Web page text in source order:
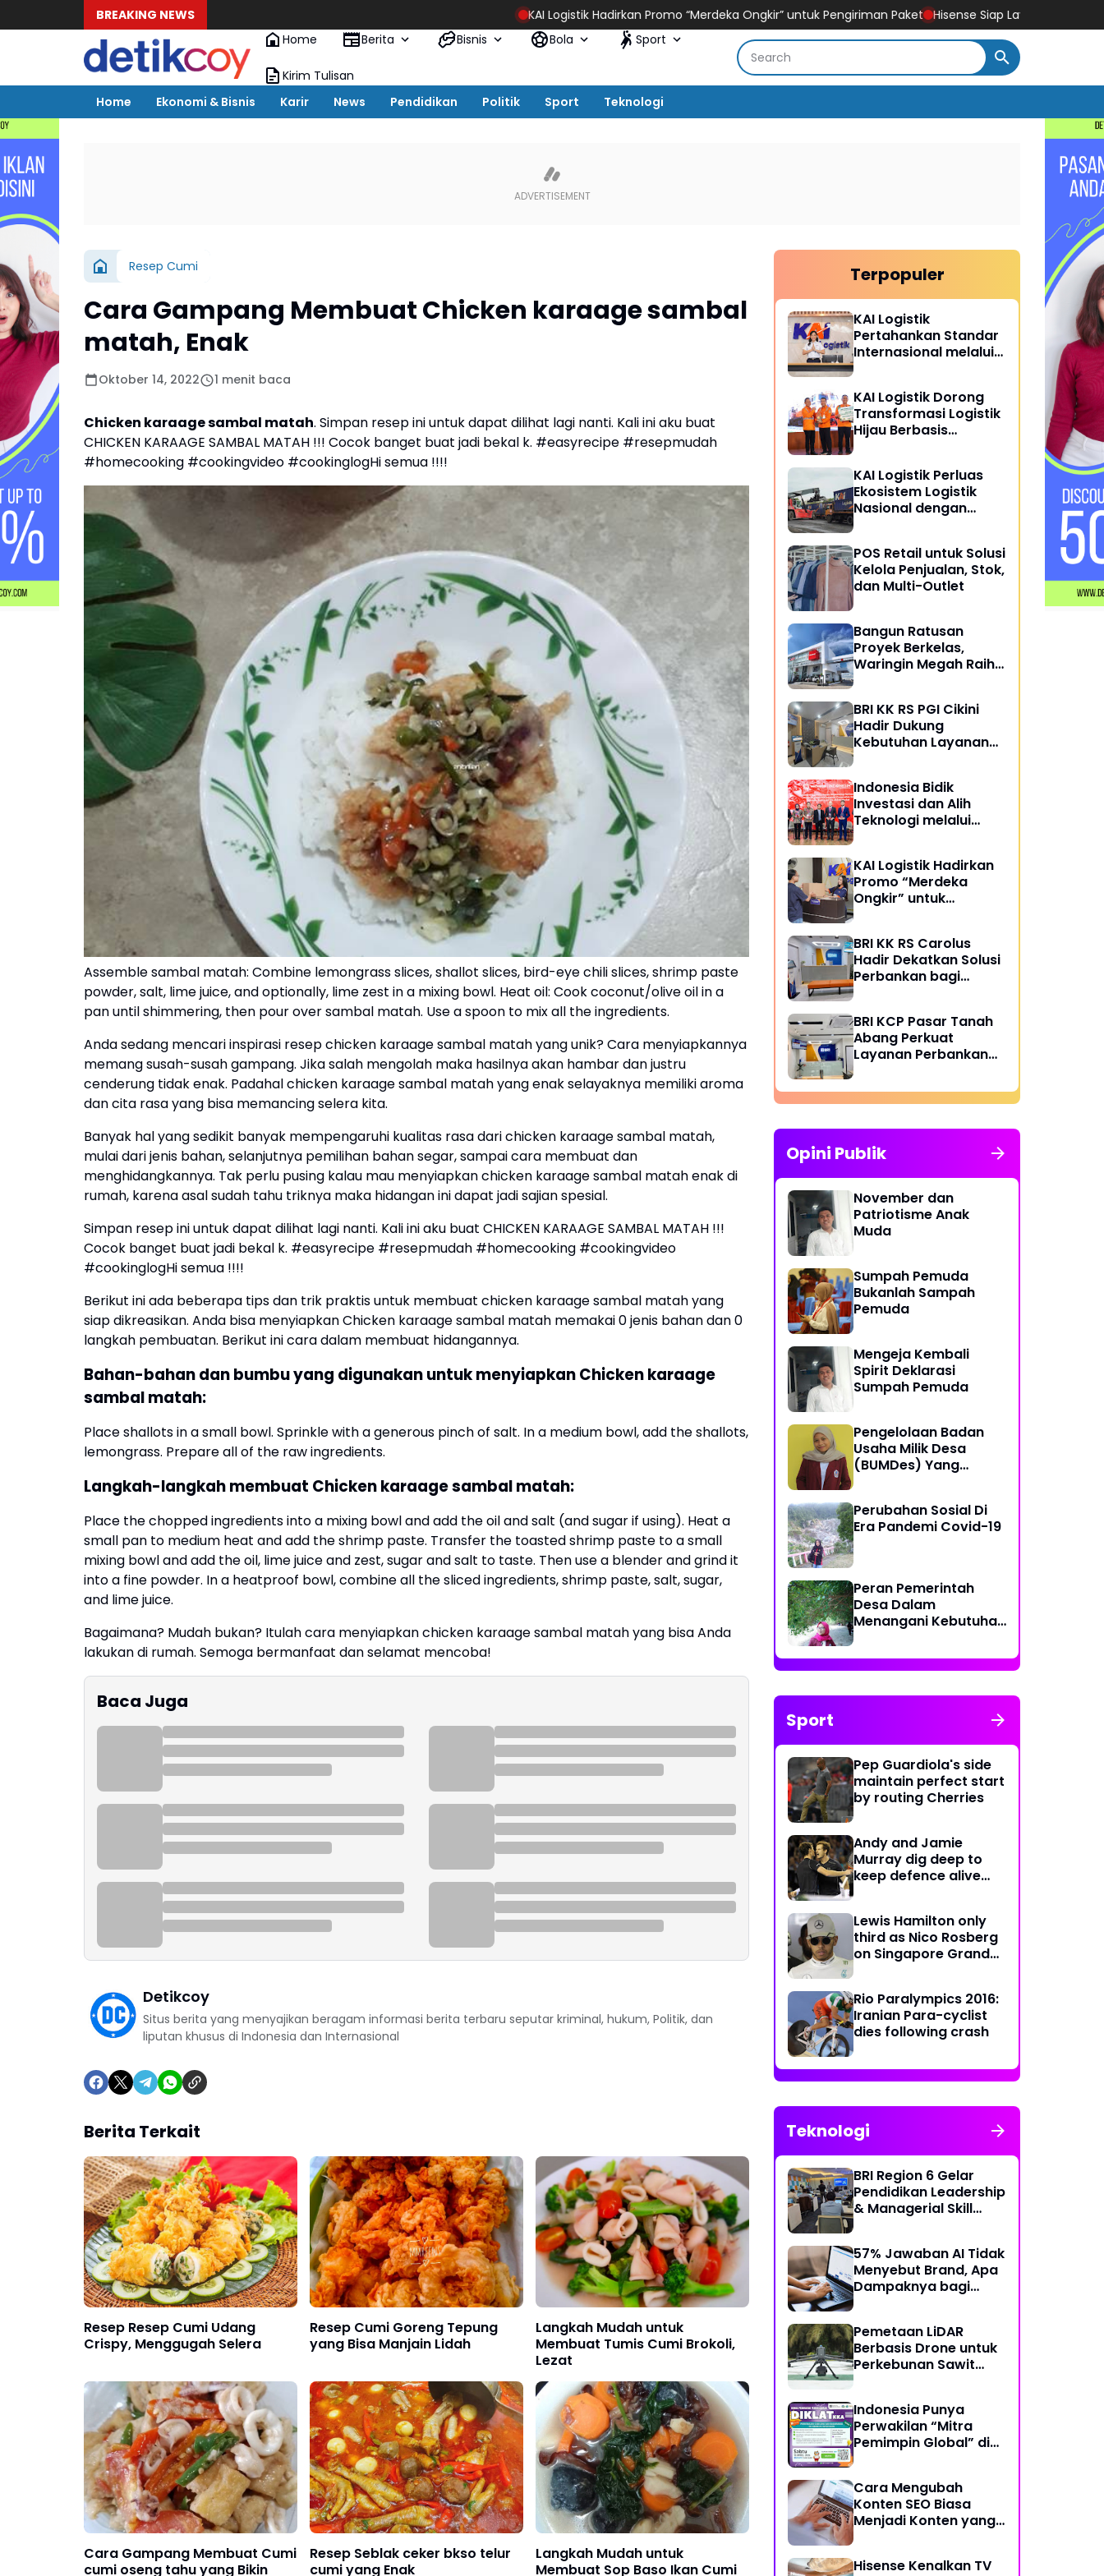
BREAKING NEWS KAI Logistik Hadirkan Promo “Merdeka Ongkir” untuk Pengiriman Paket Hisense Siap Layani Konsumen 365 Hari,
Home
Berita Bisnis Bola Sport
Kirim Tulisan
Home
Ekonomi & Bisnis Karir News Pendidikan Politik Sport Teknologi
Resep Cumi
Cara Gampang Membuat Chicken karaage sambal
matah, Enak
Oktober 14, 2022 1 menit baca
Chicken karaage sambal matah. Simpan resep ini untuk dapat dilihat lagi nanti. Kali ini aku buat
CHICKEN KARAAGE SAMBAL MATAH !!! Cocok banget buat jadi bekal k. #easyrecipe #resepmudah
#homecooking #cookingvideo #cookinglogHi semua !!!!
Assemble sambal matah: Combine lemongrass slices, shallot slices, bird-eye chili slices, shrimp paste
powder, salt, lime juice, and optionally, lime zest in a mixing bowl. Heat oil: Cook coconut/olive oil in a
pan until shimmering, then pour over sambal matah. Use a spoon to mix all the ingredients.
Anda sedang mencari inspirasi resep chicken karaage sambal matah yang unik? Cara menyiapkannya
memang susah-susah gampang. Jika salah mengolah maka hasilnya akan hambar dan justru
cenderung tidak enak. Padahal chicken karaage sambal matah yang enak selayaknya memiliki aroma
dan cita rasa yang bisa memancing selera kita.
Banyak hal yang sedikit banyak mempengaruhi kualitas rasa dari chicken karaage sambal matah,
mulai dari jenis bahan, selanjutnya pemilihan bahan segar, sampai cara membuat dan
menghidangkannya. Tak perlu pusing kalau mau menyiapkan chicken karaage sambal matah enak di
rumah, karena asal sudah tahu triknya maka hidangan ini dapat jadi sajian spesial.
Simpan resep ini untuk dapat dilihat lagi nanti. Kali ini aku buat CHICKEN KARAAGE SAMBAL MATAH !!!
Cocok banget buat jadi bekal k. #easyrecipe #resepmudah #homecooking #cookingvideo
#cookinglogHi semua !!!!
Berikut ini ada beberapa tips dan trik praktis untuk membuat chicken karaage sambal matah yang
siap dikreasikan. Anda bisa menyiapkan Chicken karaage sambal matah memakai 0 jenis bahan dan 0
langkah pembuatan. Berikut ini cara dalam membuat hidangannya.
Bahan-bahan dan bumbu yang digunakan untuk menyiapkan Chicken karaage
sambal matah:
Place shallots in a small bowl. Sprinkle with a generous pinch of salt. In a medium bowl, add the shallots,
lemongrass. Prepare all of the raw ingredients.
Langkah-langkah membuat Chicken karaage sambal matah:
Place the chopped ingredients into a mixing bowl and add the oil and salt (and sugar if using). Heat a
small pan to medium heat and add the shrimp paste. Transfer the toasted shrimp paste to a small
mixing bowl and add the oil, lime juice and zest, sugar and salt to taste. Then use a blender and grind it
into a fine powder. In a heatproof bowl, combine all the sliced ingredients, shrimp paste, salt, sugar,
and lime juice.
Bagaimana? Mudah bukan? Itulah cara menyiapkan chicken karaage sambal matah yang bisa Anda
lakukan di rumah. Semoga bermanfaat dan selamat mencoba!
Baca Juga
Detikcoy
Situs berita yang menyajikan beragam informasi berita terbaru seputar kriminal, hukum, Politik, dan
liputan khusus di Indonesia dan Internasional
Berita Terkait
Resep Resep Cumi Udang
Crispy, Menggugah Selera
Resep Cumi Goreng Tepung
yang Bisa Manjain Lidah
Langkah Mudah untuk
Membuat Tumis Cumi Brokoli,
Lezat
Cara Gampang Membuat Cumi
cumi oseng tahu yang Bikin
Resep Seblak ceker bkso telur
cumi yang Enak
Langkah Mudah untuk
Membuat Sop Baso Ikan Cumi
Terpopuler
KAI Logistik
Pertahankan Standar
Internasional melalui
ISO
KAI Logistik Dorong
Transformasi Logistik
Hijau Berbasis
KAI Logistik Perluas
Ekosistem Logistik
Nasional dengan
2026
POS Retail untuk Solusi
Kelola Penjualan, Stok,
dan Multi-Outlet
Bangun Ratusan
Proyek Berkelas,
Waringin Megah Raih
BRI KK RS PGI Cikini
Hadir Dukung
Kebutuhan Layanan
Sakit
Indonesia Bidik
Investasi dan Alih
Teknologi melalui
KAI Logistik Hadirkan
Promo “Merdeka
Ongkir” untuk
BRI KK RS Carolus
Hadir Dekatkan Solusi
Perbankan bagi
BRI KCP Pasar Tanah
Abang Perkuat
Layanan Perbankan
dan Pengunjung Pusat
Grosir Terbesar di
Opini Publik
November dan
Patriotisme Anak
Muda
Sumpah Pemuda
Bukanlah Sampah
Pemuda
Mengeja Kembali
Spirit Deklarasi
Sumpah Pemuda
Pengelolaan Badan
Usaha Milik Desa
(BUMDes) Yang
Perubahan Sosial Di
Era Pandemi Covid-19
Peran Pemerintah
Desa Dalam
Menangani Kebutuhan
Ketersediaannya Air
Bersih
Sport
Pep Guardiola's side
maintain perfect start
by routing Cherries
Andy and Jamie
Murray dig deep to
keep defence alive
Lewis Hamilton only
third as Nico Rosberg
on Singapore Grand
Rio Paralympics 2016:
Iranian Para-cyclist
dies following crash
Teknologi
BRI Region 6 Gelar
Pendidikan Leadership
& Managerial Skill
For Better Individual
Decision”
57% Jawaban AI Tidak
Menyebut Brand, Apa
Dampaknya bagi
Pemetaan LiDAR
Berbasis Drone untuk
Perkebunan Sawit
Indonesia Punya
Perwakilan “Mitra
Pemimpin Global” di
Cara Mengubah
Konten SEO Biasa
Menjadi Konten yang
Hisense Kenalkan TV